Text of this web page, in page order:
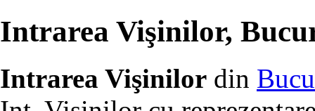
Intrarea Vişinilor,
Intrarea Vişinilor din